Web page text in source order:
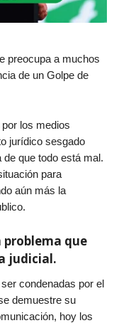
preocupa a muchos
de un Golpe de
los medios
jurídico sesgado
que todo está mal.
para
aún más la
problema que
judicial.
condenadas por el
demuestre su
hoy los